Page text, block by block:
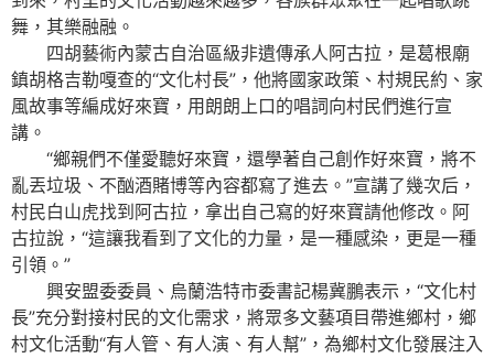
舞，其樂融融。
四胡藝術內蒙古自治區級非遺傳承人阿古拉，是葛根廟
鎮胡格吉勒嘎查的“文化村長”，他將國家政策、村規民約、家
風故事等編成好來寶，用朗朗上口的唱詞向村民們進行宣
講。
“鄉親們不僅愛聽好來寶，還學著自己創作好來寶，將不
亂丟垃圾、不酗酒賭博等內容都寫了進去。”宣講了幾次后，
村民白山虎找到阿古拉，拿出自己寫的好來寶請他修改。阿
古拉說，“這讓我看到了文化的力量，是一種感染，更是一種
引領。”
興安盟委委員、烏蘭浩特市委書記楊冀鵬表示，“文化村
長”充分對接村民的文化需求，將眾多文藝項目帶進鄉村，鄉
村文化活動“有人管、有人演、有人幫”，為鄉村文化發展注入